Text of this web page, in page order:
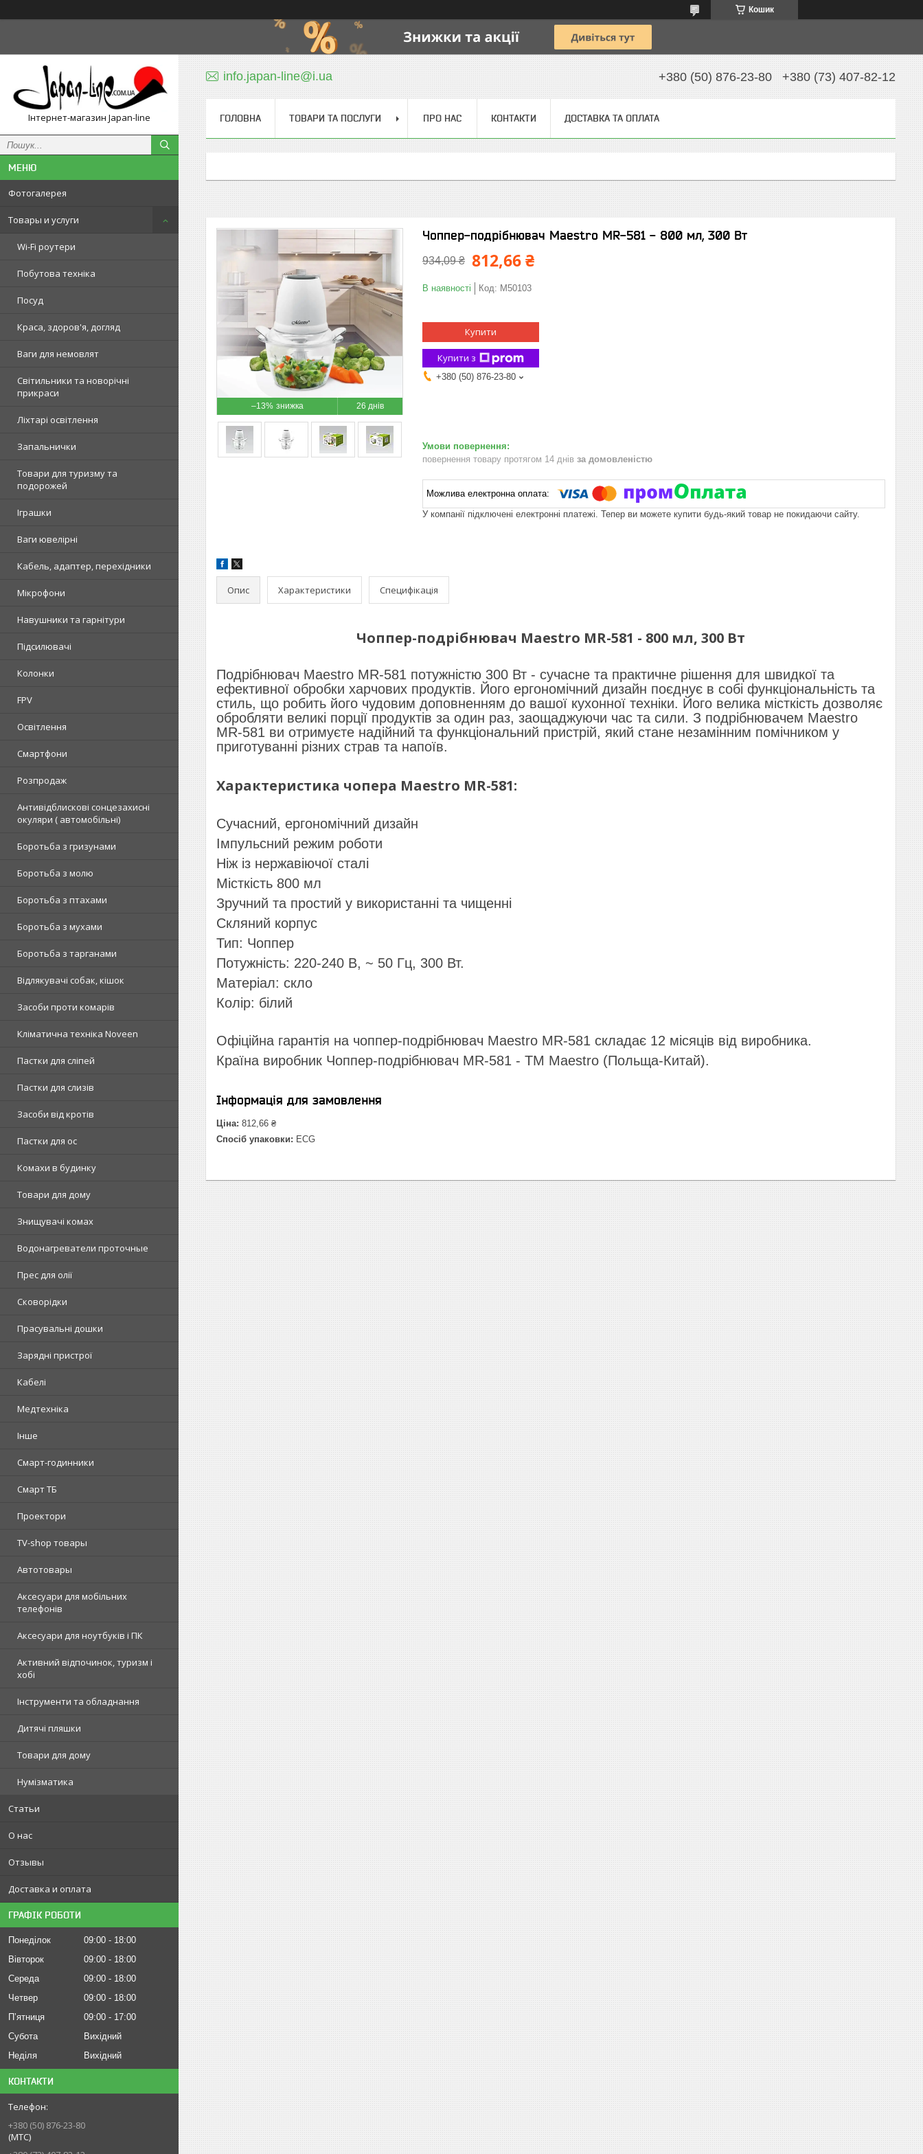
Кошик
Інтернет-магазин Japan-line
Фотогалерея
Товары и услуги
Wi-Fi роутери
Побутова техніка
Посуд
Краса, здоров'я, догляд
Ваги для немовлят
Світильники та новорічні
прикраси
Ліхтарі освітлення
Запальнички
Товари для туризму та
подорожей
Іграшки
Ваги ювелірні
Кабель, адаптер, перехідники
Мікрофони
Навушники та гарнітури
Підсилювачі
Колонки
FPV
Освітлення
Смартфони
Розпродаж
Антивідблискові сонцезахисні
окуляри ( автомобільні)
Боротьба з гризунами
Боротьба з молю
Боротьба з птахами
Боротьба з мухами
Боротьба з тарганами
Відлякувачі собак, кішок
Засоби проти комарів
Кліматична техніка Noveen
Пастки для сліпей
Пастки для слизів
Засоби від кротів
Пастки для ос
Комахи в будинку
Товари для дому
Знищувачі комах
Водонагреватели проточные
Прес для олії
Сковорідки
Прасувальні дошки
Зарядні пристрої
Кабелі
Медтехніка
Інше
Смарт-годинники
Смарт ТБ
Проектори
TV-shop товары
Автотовары
Аксесуари для мобільних
телефонів
Аксесуари для ноутбуків і ПК
Активний відпочинок, туризм і
хобі
Інструменти та обладнання
Дитячі пляшки
Товари для дому
Нумізматика
Статьи
О нас
Отзывы
Доставка и оплата
ГРАФІК РОБОТИ
Понеділок 09:00
18:00
Вівторок
09:00
18:00
Середа
09:00
18:00
Четвер
09:00
18:00
Пʼятниця
09:00
17:00
Субота
Вихідний
Неділя
Вихідний
КОНТАКТИ
+380 (50) 876-23-80
(МТС)
info.japan-line@i.ua +380 (50) 876-23-80 +380 (73) 407-82-12
ГОЛОВНА ТОВАРИ ТА ПОСЛУГИ ПРО НАС КОНТАКТИ ДОСТАВКА ТА ОПЛАТА
–13% 26 днів
Чоппер-подрібнювач Maestro MR-581 - 800 мл, 300 Вт
934,09 ₴ 812,66 ₴
В наявності Код: М50103
Купити
Купити з
+380 (50) 876-23-80
повернення товару протягом 14 днів за домовленістю
У компанії підключені електронні платежі. Тепер ви можете купити будь-який товар не покидаючи сайту.
Опис Характеристики Специфікація
Чоппер-подрібнювач Maestro MR-581 - 800 мл, 300 Вт
Подрібнювач Maestro MR-581 потужністю 300 Вт - сучасне та практичне рішення для швидкої та
ефективної обробки харчових продуктів. Його ергономічний дизайн поєднує в собі функціональність та
стиль, що робить його чудовим доповненням до вашої кухонної техніки. Його велика місткість дозволяє
обробляти великі порції продуктів за один раз, заощаджуючи час та сили. З подрібнювачем Maestro
MR-581 ви отримуєте надійний та функціональний пристрій, який стане незамінним помічником у
приготуванні різних страв та напоїв.
Характеристика чопера Maestro MR-581:
Сучасний, ергономічний дизайн
Імпульсний режим роботи
Ніж із нержавіючої сталі
Місткість 800 мл
Зручний та простий у використанні та чищенні
Скляний корпус
Тип: Чоппер
Потужність: 220-240 В, ~ 50 Гц, 300 Вт.
Матеріал: скло
Колір: білий
Офіційна гарантія на чоппер-подрібнювач Maestro MR-581 складає 12 місяців від виробника.
Країна виробник Чоппер-подрібнювач MR-581 - ТМ Maestro (Польща-Китай).
Інформація для замовлення
Ціна: 812,66 ₴
Спосіб упаковки: ECG